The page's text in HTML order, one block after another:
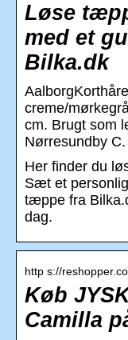
Løse
med et
Bilka.dk
creme/
cm. Brugt som
Nørresundby C.
Her finder du
Sæt et
tæppe fra
dag.
http s://
Køb
Camilla